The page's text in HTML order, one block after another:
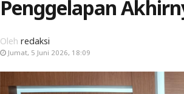
Penggelapan
Oleh redaksi
Jumat, 5 Juni 2026, 18:09